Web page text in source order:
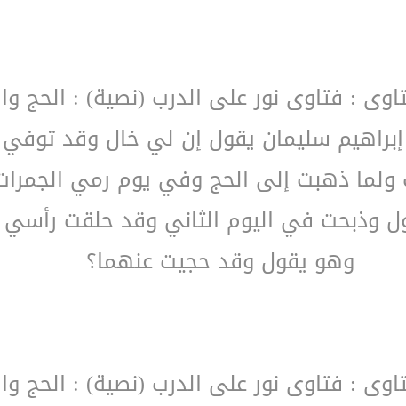
: فتاوى نور على الدرب (نصية) : الحج
إبراهيم سليمان يقول إن لي خال وقد
ذهبت إلى الحج وفي يوم رمي
وذبحت في اليوم الثاني وقد حلقت
وهو يقول وقد حجيت عنهما؟
: فتاوى نور على الدرب (نصية) : الحج